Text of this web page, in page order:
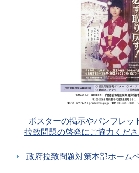
ポスターの掲示やパンフレッ
拉致問題の啓発にご協力くださ
政府拉致問題対策本部ホーム